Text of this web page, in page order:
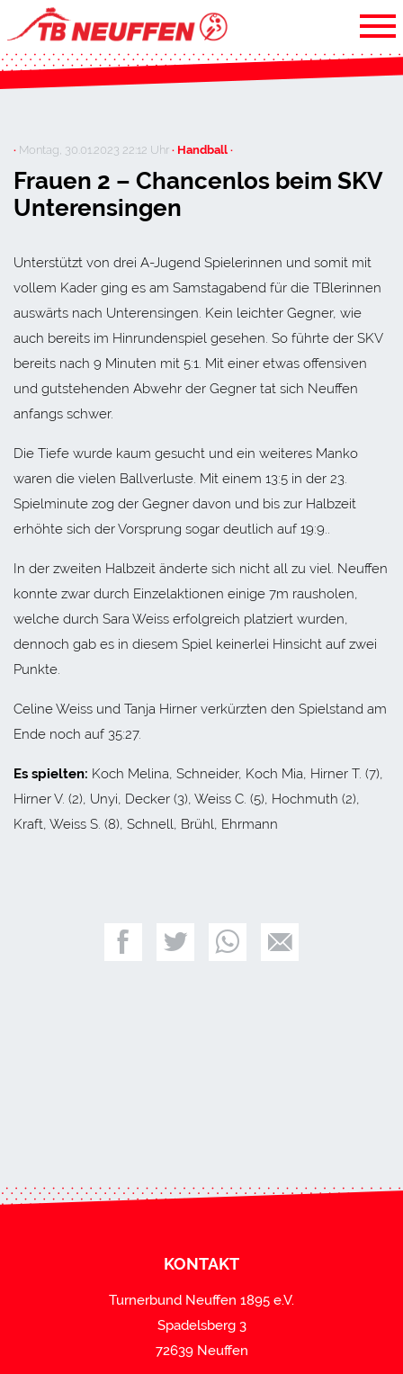
· Montag, 30.01.2023 22:12 Uhr· Handball ·
Frauen 2 – Chancenlos beim SKV
Unterensingen
Unterstützt von drei A-Jugend Spielerinnen und somit mit
vollem Kader ging es am Samstagabend für die TBlerinnen
auswärts nach Unterensingen. Kein leichter Gegner, wie
auch bereits im Hinrundenspiel gesehen. So führte der SKV
bereits nach 9 Minuten mit 5:1. Mit einer etwas offensiven
und gutstehenden Abwehr der Gegner tat sich Neuffen
anfangs schwer.
Die Tiefe wurde kaum gesucht und ein weiteres Manko
waren die vielen Ballverluste. Mit einem 13:5 in der 23.
Spielminute zog der Gegner davon und bis zur Halbzeit
erhöhte sich der Vorsprung sogar deutlich auf 19:9..
In der zweiten Halbzeit änderte sich nicht all zu viel. Neuffen
konnte zwar durch Einzelaktionen einige 7m rausholen,
welche durch Sara Weiss erfolgreich platziert wurden,
dennoch gab es in diesem Spiel keinerlei Hinsicht auf zwei
Punkte.
Celine Weiss und Tanja Hirner verkürzten den Spielstand am
Ende noch auf 35:27.
Es spielten: Koch Melina, Schneider, Koch Mia, Hirner T. (7),
Hirner V. (2), Unyi, Decker (3), Weiss C. (5), Hochmuth (2),
Kraft, Weiss S. (8), Schnell, Brühl, Ehrmann
KONTAKT
Turnerbund Neuffen 1895 e.V.
Spadelsberg 3
72639 Neuffen